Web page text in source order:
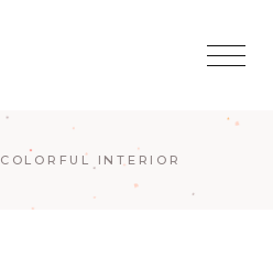
COLORFUL INTERIOR